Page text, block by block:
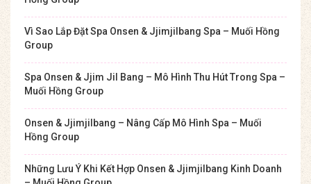
Vì Sao Lắp Đặt Spa Onsen & Jjimjilbang Spa – Muối Hồng
Group
Spa Onsen & Jjim Jil Bang – Mô Hình Thu Hút Trong Spa –
Muối Hồng Group
Onsen & Jjimjilbang – Nâng Cấp Mô Hình Spa – Muối
Hồng Group
Những Lưu Ý Khi Kết Hợp Onsen & Jjimjilbang Kinh Doanh